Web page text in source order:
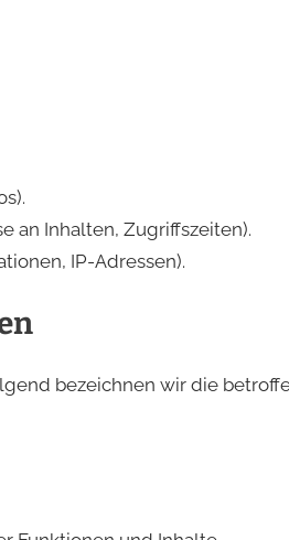
an Inhalten, Zugriffszeiten).
IP-Adressen).
bezeichnen wir die